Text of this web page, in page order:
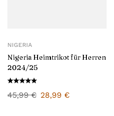
NIGERIA
Nigeria Heimtrikot für Herren
2024/25
45,99€ 28,99 €